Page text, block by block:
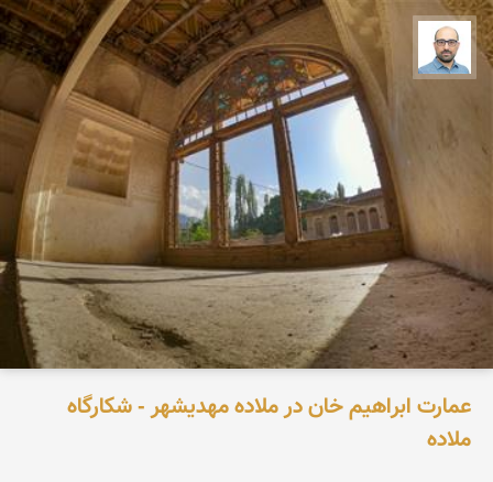
بابک ارجمندی
عمارت ابراهیم خان در ملاده مهدیشهر - شکارگاه
ملاده